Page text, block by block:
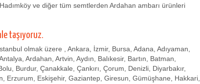
ve diğer tüm semtlerden Ardahan ambarı ürünleri
taşıyoruz.
olmak üzere , Ankara, İzmir, Bursa, Adana, Adıyaman,
Ardahan, Artvin, Aydın, Balıkesir, Bartın, Batman,
Burdur, Çanakkale, Çankırı, Çorum, Denizli, Diyarbakır,
Erzurum, Eskişehir, Gaziantep, Giresun, Gümüşhane, Hakkari,